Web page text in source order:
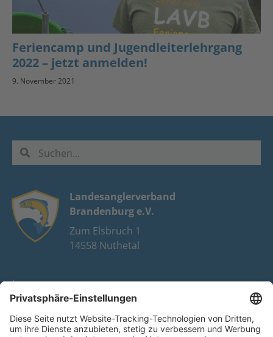
Feriencamp und Jugendleiterlehrgang
2022 – jetzt anmelden!
9. November 2021
Landesanglerverband
Brandenburg e.V.
Zum Elsbruch 1
14558 Nuthetal
Impressum
Datenschutz
FAQ